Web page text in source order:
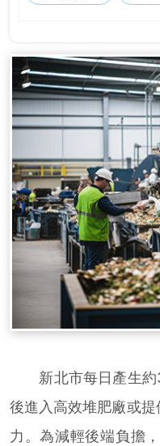
新北市每日產生約
後進入高效堆肥廠或
力。為減輕後端負擔